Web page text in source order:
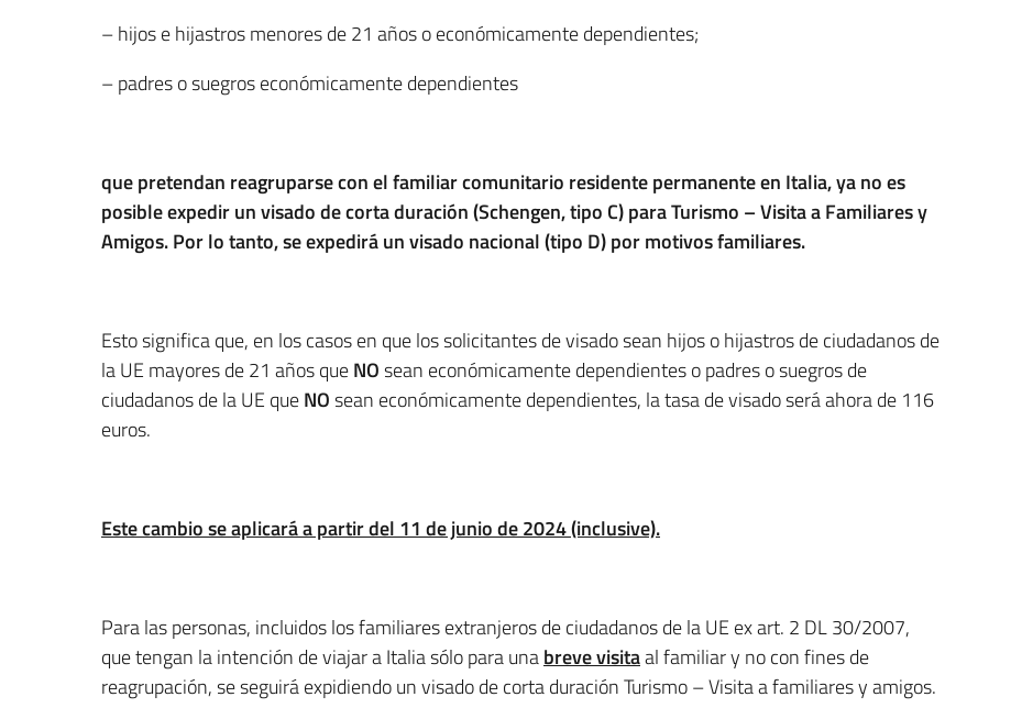
– hijos e hijastros menores de 21 años o económicamente dependientes;
– padres o suegros económicamente dependientes
que pretendan reagruparse con el familiar comunitario residente permanente en Italia, ya no es
posible expedir un visado de corta duración (Schengen, tipo C) para Turismo – Visita a Familiares y
Amigos. Por lo tanto, se expedirá un visado nacional (tipo D) por motivos familiares.
Esto significa que, en los casos en que los solicitantes de visado sean hijos o hijastros de ciudadanos de
la UE mayores de 21 años queNOsean económicamente dependientes o padres o suegros de
ciudadanos de la UE queNOsean económicamente dependientes, la tasa de visado será ahora de 116
euros.
Este cambio se aplicará a partir del 11 de junio de 2024 (inclusive).
Para las personas, incluidos los familiares extranjeros de ciudadanos de la UE ex art. 2 DL 30/2007,
que tengan la intención de viajar a Italia sólo para unabreve visitaal familiar y no con fines de
reagrupación, se seguirá expidiendo un visado de corta duración Turismo – Visita a familiares y amigos.